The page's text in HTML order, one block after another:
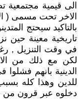
الى قيمية مجتمعية
الاخر تحت مسمى (
بالتاكيد سيحتج
تاريخية معينة حين
في وقت التنزيل ,
لكن مع ذلك من
الدينية بانهم فشلوا
للدين وهذا كله
دخلوه عبر قرون من